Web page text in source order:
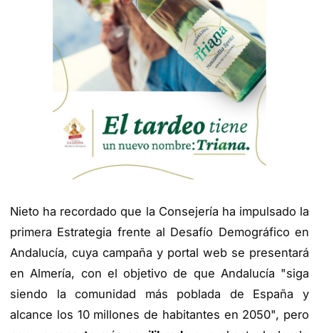
Nieto ha recordado que la Consejería ha impulsado la
primera Estrategia frente al Desafío Demográfico en
Andalucía, cuya campaña y portal web se presentará
en Almería, con el objetivo de que Andalucía "siga
siendo la comunidad más poblada de España y
alcance los 10 millones de habitantes en 2050", pero